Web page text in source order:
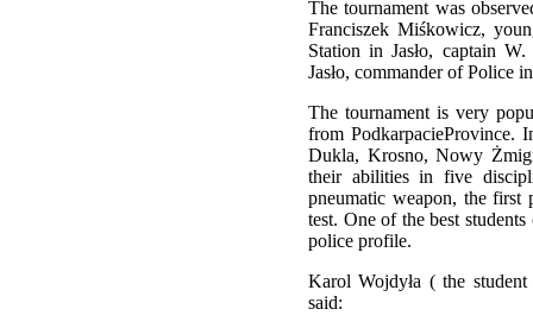
The tournament was
Franciszek Miśkowicz,
Station in Jasło, captain
Jasło, commander of Police
The tournament is very
from PodkarpacieProvince.
Dukla, Krosno, Nowy
their abilities in five
pneumatic weapon, the first
test. One of the best
police profile.
Karol Wojdyła ( the
said: